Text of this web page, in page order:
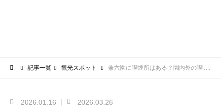
記事一覧 観光スポット 兼六園に喫煙所はある？園内外の喫煙可能スポットと分煙情報を紹介
2026.01.16 2026.03.26